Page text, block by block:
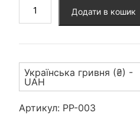
003)
кількість
Додати в кошик
Українська гривня (₴) -
UAH
Артикул: PP-003